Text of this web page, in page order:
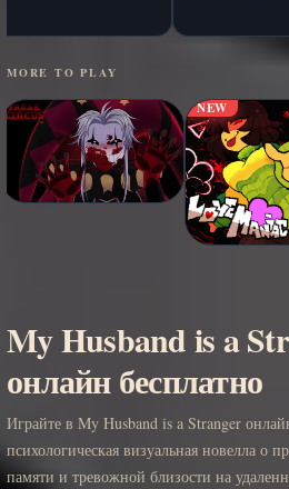
MORE TO PLAY
NEW
My Husband is a
онлайн бесплатно
Играйте в My Husband is a Stranger
психологическая визуальная новелла о
памяти и тревожной близости на